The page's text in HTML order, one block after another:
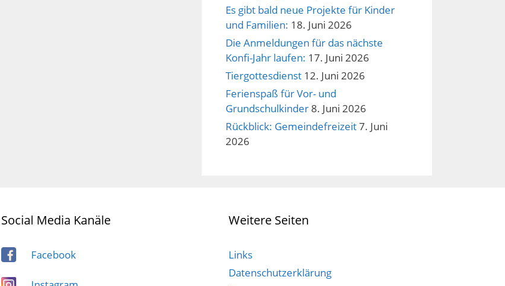
Es gibt bald neue Projekte für Kinder
und Familien: 18. Juni 2026
Die Anmeldungen für das nächste
Konfi-Jahr laufen: 17. Juni 2026
Tiergottesdienst 12. Juni 2026
Ferienspaß für Vor- und
Grundschulkinder 8. Juni 2026
Rückblick: Gemeindefreizeit7. Juni
2026
Social Media Kanäle
Facebook
Weitere Seiten
Links
Datenschutzerklärung